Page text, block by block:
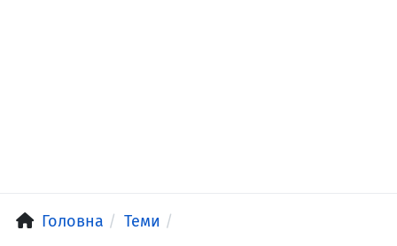
Головна Теми